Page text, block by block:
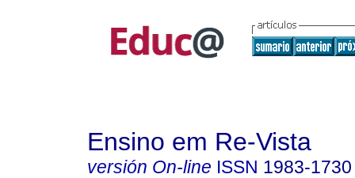
Ensino em Re-Vista
versión On-line ISSN 1983-1730